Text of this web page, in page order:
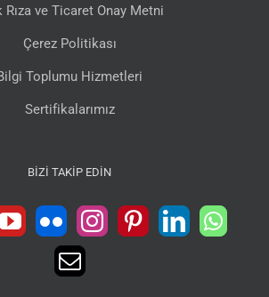
Rıza ve Ticaret Onay Metni
Çerez Politikası
Toplumu Hizmetleri
Sertifikalarımız
BIZI TAKIP EDIN